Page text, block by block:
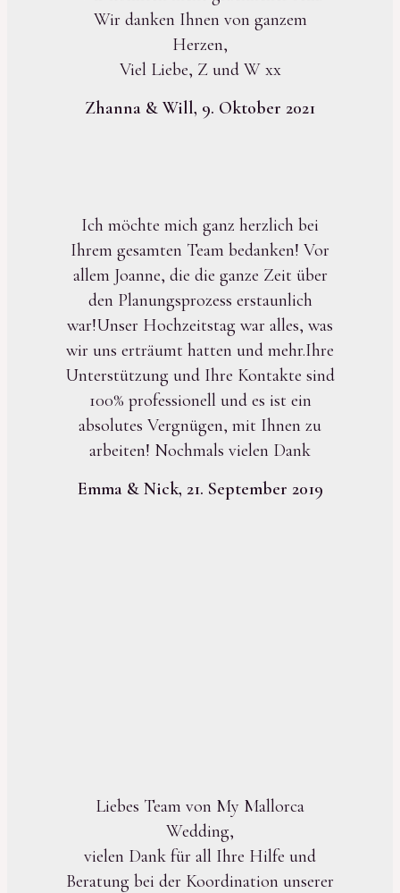
Wir danken Ihnen von ganzem
Herzen,
Viel Liebe, Z und W xx
Zhanna & Will, 9. Oktober 2021
Ich möchte mich ganz herzlich bei
Ihrem gesamten Team bedanken! Vor
allem Joanne, die die ganze Zeit über
den Planungsprozess erstaunlich
war!Unser Hochzeitstag war alles, was
wir uns erträumt hatten und mehr.Ihre
Unterstützung und Ihre Kontakte sind
100% professionell und es ist ein
absolutes Vergnügen, mit Ihnen zu
arbeiten! Nochmals vielen Dank
Emma & Nick, 21. September 2019
Liebes Team von My Mallorca
Wedding,
vielen Dank für all Ihre Hilfe und
Beratung bei der Koordination unserer